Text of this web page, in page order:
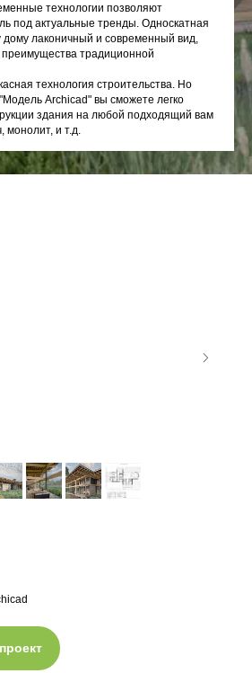
технологии позволяют
под актуальные тренды. Односкатная
дому лаконичный и современный вид,
традиционной
технология строительства. Но
Archicad" вы сможете легко
здания на любой подходящий вам
монолит, и т.д.